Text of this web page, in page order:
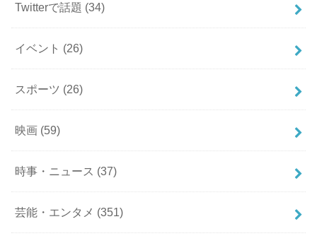
Twitterで話題 (34)
イベント (26)
スポーツ (26)
映画 (59)
時事・ニュース (37)
芸能・エンタメ (351)